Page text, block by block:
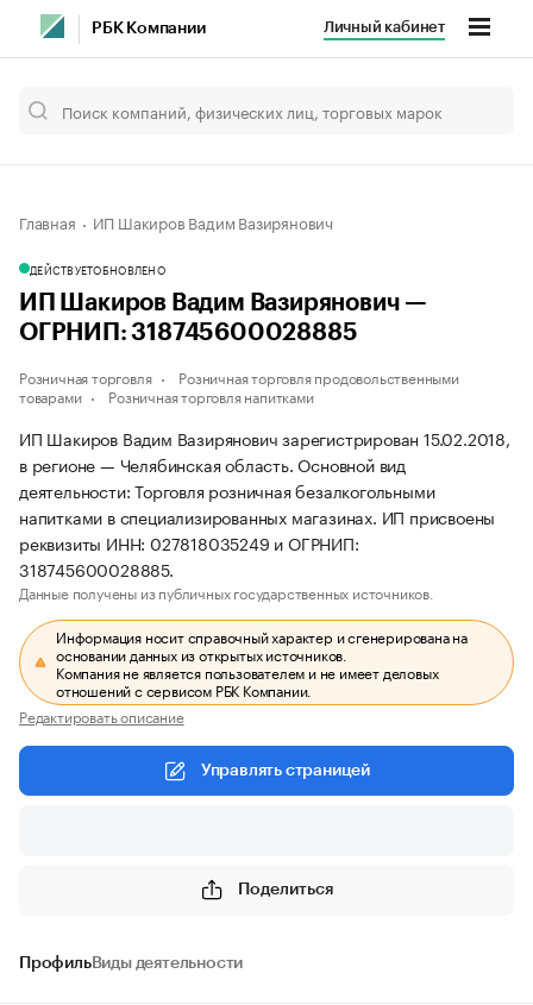
РБК Компании Личный кабинет
Главная ИП Шакиров Вадим Вазирянович
ДЕЙСТВУЕТОБНОВЛЕНО
ИП Шакиров Вадим Вазирянович —
ОГРНИП: 318745600028885
Розничная торговля
Розничная торговля продовольственными
товарами
Розничная торговля напитками
ИП Шакиров Вадим Вазирянович зарегистрирован 15.02.2018,
в регионе — Челябинская область. Основной вид
деятельности: Торговля розничная безалкогольными
напитками в специализированных магазинах. ИП присвоены
реквизиты ИНН: 027818035249 и ОГРНИП:
318745600028885.
Данные получены из публичных государственных источников.
Информация носит справочный характер и сгенерирована на
основании данных из открытых источников.
Компания не является пользователем и не имеет деловых
отношений с сервисом РБК Компании.
Редактировать описание
Управлять страницей
Поделиться
ПрофильВиды деятельности